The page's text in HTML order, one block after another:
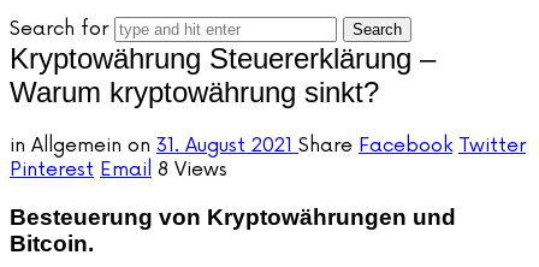
Search for
Kryptowährung Steuererklärung –
Warum kryptowährung sinkt?
in Allgemein on 31. August 2021 Share Facebook Twitter
Pinterest Email 8 Views
Besteuerung von Kryptowährungen und
Bitcoin.